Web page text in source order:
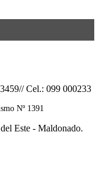
Cel.: 099 000233
Nº 1391
Este - Maldonado.